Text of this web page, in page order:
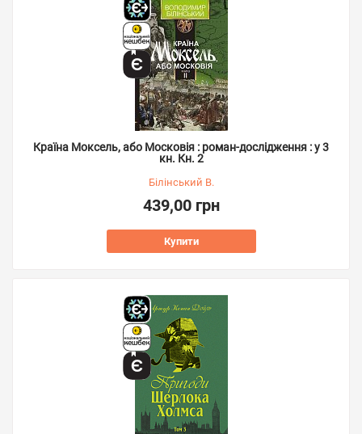
Країна Моксель, або Московія : роман-дослідження : у 3
кн. Кн. 2
Білінський В.
439,00 грн
Купити